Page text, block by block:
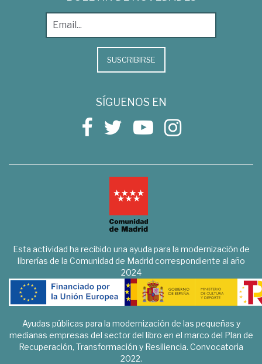
SUSCRIBIRSE
SÍGUENOS EN
Esta actividad ha recibido una ayuda para la modernización de
librerías de la Comunidad de Madrid correspondiente al año
2024
Ayudas públicas para la modernización de las pequeñas y
medianas empresas del sector del libro en el marco del Plan de
Recuperación, Transformación y Resiliencia. Convocatoria
2022.